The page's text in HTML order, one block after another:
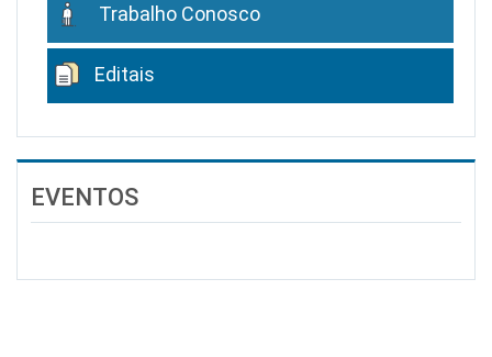
Trabalho Conosco
Editais
EVENTOS